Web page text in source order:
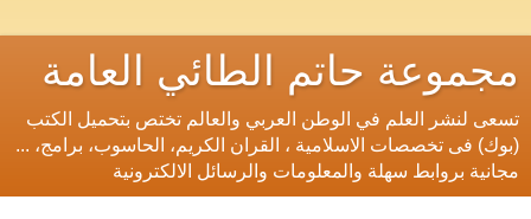
مجموعة حاتم الطائي العامة
تسعى لنشر العلم في الوطن العربي والعالم تختص بتحميل الكتب
(بوك) فى تخصصات الاسلامية ، القران الكريم، الحاسوب، برامج، ...
مجانية بروابط سهلة والمعلومات والرسائل الالكترونية